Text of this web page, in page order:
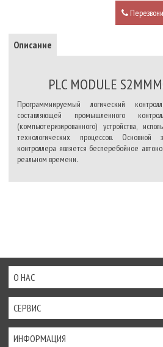
Описание
PLC MODULE
Программиируемый логический
составляющей промышленного
(компьютеризированного) устройства,
технологических процессов. Основной
контроллера является бесперебойное
реальном времени.
О НАС
СЕРВИС
ИНФОРМАЦИЯ